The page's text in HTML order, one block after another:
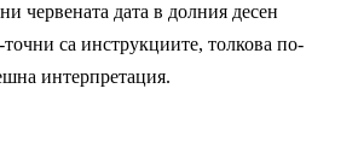
червената дата в долния десен
са инструкциите, толкова по-
интерпретация.